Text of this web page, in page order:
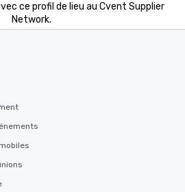
you to provide
ce profil de lieu au Cvent Supplier
Network.